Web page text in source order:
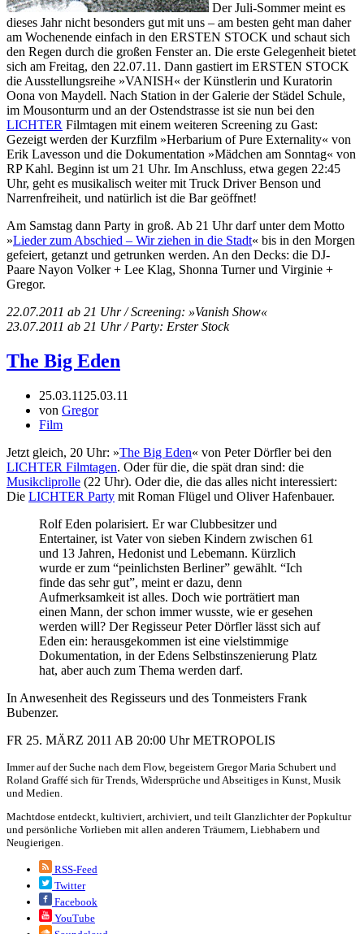
Der Juli-Sommer meint es
dieses Jahr nicht besonders gut mit uns – am besten geht man daher
am Wochenende einfach in den ERSTEN STOCK und schaut sich
den Regen durch die großen Fenster an. Die erste Gelegenheit bietet
sich am Freitag, den 22.07.11. Dann gastiert im ERSTEN STOCK
die Ausstellungsreihe »VANISH« der Künstlerin und Kuratorin
Oona von Maydell. Nach Station in der Galerie der Städel Schule,
im Mousonturm und an der Ostendstrasse ist sie nun bei den
LICHTER Filmtagen mit einem weiteren Screening zu Gast:
Gezeigt werden der Kurzfilm »Herbarium of Pure Externality« von
Erik Lavesson und die Dokumentation »Mädchen am Sonntag« von
RP Kahl. Beginn ist um 21 Uhr. Im Anschluss, etwa gegen 22:45
Uhr, geht es musikalisch weiter mit Truck Driver Benson und
Narrenfreiheit, und natürlich ist die Bar geöffnet!
Am Samstag dann Party in groß. Ab 21 Uhr darf unter dem Motto
»Lieder zum Abschied – Wir ziehen in die Stadt« bis in den Morgen
gefeiert, getanzt und getrunken werden. An den Decks: die DJ-
Paare Nayon Volker + Lee Klag, Shonna Turner und Virginie +
Gregor.
22.07.2011 ab 21 Uhr / Screening: »Vanish Show«
23.07.2011 ab 21 Uhr / Party: Erster Stock
The Big Eden
25.03.11 25.03.11
von Gregor
Film
Jetzt gleich, 20 Uhr: »The Big Eden« von Peter Dörfler bei den
LICHTER Filmtagen. Oder für die, die spät dran sind: die
Musikcliprolle (22 Uhr). Oder die, die das alles nicht interessiert:
Die LICHTER Party mit Roman Flügel und Oliver Hafenbauer.
Rolf Eden polarisiert. Er war Clubbesitzer und
Entertainer, ist Vater von sieben Kindern zwischen 61
und 13 Jahren, Hedonist und Lebemann. Kürzlich
wurde er zum “peinlichsten Berliner” gewählt. “Ich
finde das sehr gut”, meint er dazu, denn
Aufmerksamkeit ist alles. Doch wie porträtiert man
einen Mann, der schon immer wusste, wie er gesehen
werden will? Der Regisseur Peter Dörfler lässt sich auf
Eden ein: herausgekommen ist eine vielstimmige
Dokumentation, in der Edens Selbstinszenierung Platz
hat, aber auch zum Thema werden darf.
In Anwesenheit des Regisseurs und des Tonmeisters Frank
Bubenzer.
FR 25. MÄRZ 2011 AB 20:00 Uhr METROPOLIS
Immer auf der Suche nach dem Flow, begeistern Gregor Maria Schubert und
Roland Graffé sich für Trends, Widersprüche und Abseitiges in Kunst, Musik
und Medien.
Machtdose entdeckt, kultiviert, archiviert, und teilt Glanzlichter der Popkultur
und persönliche Vorlieben mit allen anderen Träumern, Liebhabern und
Neugierigen.
RSS-Feed
Twitter
Facebook
YouTube